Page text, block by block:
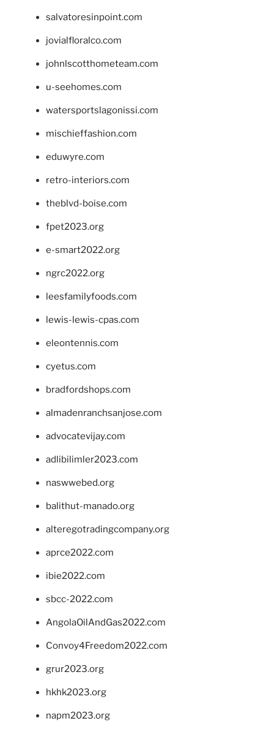
salvatoresinpoint.com
jovialfloralco.com
johnlscotthometeam.com
u-seehomes.com
watersportslagonissi.com
mischieffashion.com
eduwyre.com
retro-interiors.com
theblvd-boise.com
fpet2023.org
e-smart2022.org
ngrc2022.org
leesfamilyfoods.com
lewis-lewis-cpas.com
eleontennis.com
cyetus.com
bradfordshops.com
almadenranchsanjose.com
advocatevijay.com
adlibilimler2023.com
naswwebed.org
balithut-manado.org
alteregotradingcompany.org
aprce2022.com
ibie2022.com
sbcc-2022.com
AngolaOilAndGas2022.com
Convoy4Freedom2022.com
grur2023.org
hkhk2023.org
napm2023.org